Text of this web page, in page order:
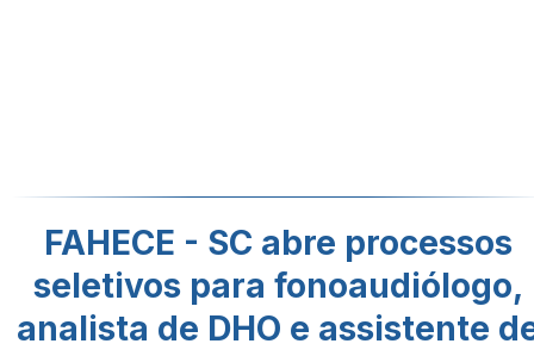
FAHECE - SC abre processos
seletivos para fonoaudiólogo,
analista de DHO e assistente